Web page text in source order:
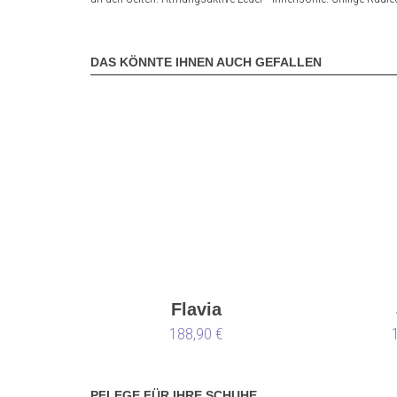
DAS KÖNNTE IHNEN AUCH GEFALLEN
Flavia
188,90 €